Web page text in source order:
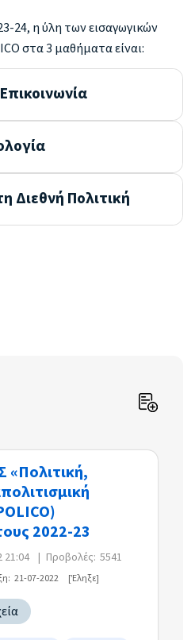
24, η ύλη των εισαγωγικών
στα 3 μαθήματα είναι:
Διεθνή Πολιτική
2022-23
21:04 | Προβολές: 5541
21-07-2022 [Έληξε]